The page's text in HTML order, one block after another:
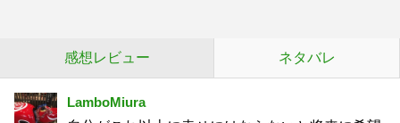
感想レビュー ネタバレ
LamboMiura